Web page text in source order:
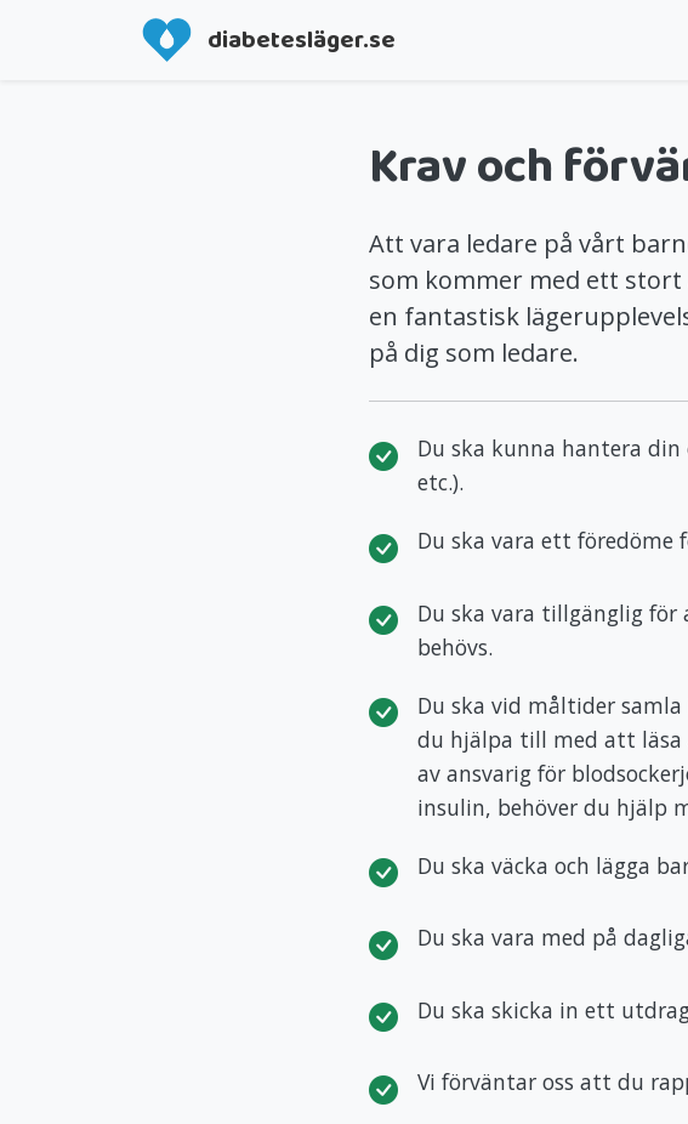
diabetesläger.se
Krav och
Att vara ledare på vårt
som kommer med ett
en fantastisk
på dig som ledare.
Du ska kunna hantera
etc.).
Du ska vara ett föredöme
Du ska vara tillgänglig
behövs.
Du ska vid måltider
du hjälpa till med att läsa
av ansvarig för
insulin, behöver du hjälp
Du ska väcka och lägga
Du ska vara med på
Du ska skicka in ett
Vi förväntar oss att du